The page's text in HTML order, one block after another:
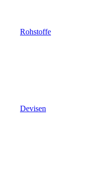
Rohstoffe
Devisen